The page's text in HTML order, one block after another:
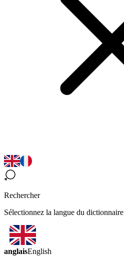
Rechercher
Sélectionnez la langue du dictionnaire
anglaisEnglish